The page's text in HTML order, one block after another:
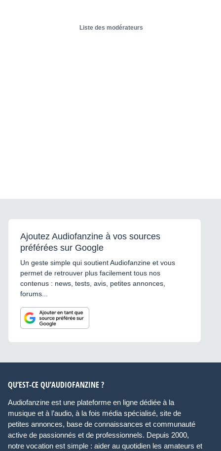
Liste des modérateurs
Ajoutez Audiofanzine à vos sources
préférées sur Google
Un geste simple qui soutient Audiofanzine et vous
permet de retrouver plus facilement tous nos
contenus : news, tests, avis, petites annonces,
forums...
QU’EST-CE QU’AUDIOFANZINE ?
Audiofanzine est une plateforme en ligne dédiée à la
musique et à l’audio, à la fois média spécialisé, site de
petites annonces, base de connaissances et communauté
active de passionnés et de professionnels. Depuis 2000,
notre vocation est simple : aider au quotidien les amateurs et